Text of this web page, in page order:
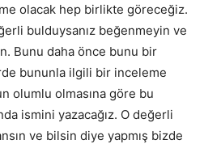
olacak hep birlikte göreceğiz.
bulduysanız beğenmeyin ve
Bunu daha önce bunu bir
bununla ilgili bir inceleme
olumlu olmasına göre bu
ismini yazacağız. O değerli
ve bilsin diye yapmış bizde